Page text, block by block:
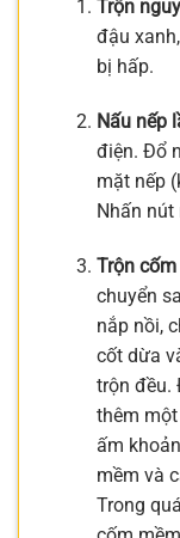
Trộn
đậu
bị hấp.
Nấu nếp
điện. Đổ
mặt nếp
Nhấn
Trộn
chuyển
nắp nồi,
cốt dừa
trộn đều.
thêm
ấm
mềm và
Trong